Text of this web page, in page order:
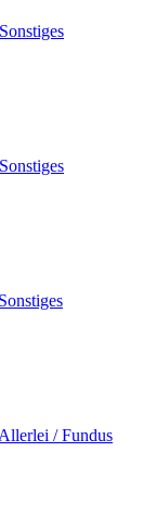
Sonstiges
Sonstiges
Sonstiges
Allerlei / Fundus